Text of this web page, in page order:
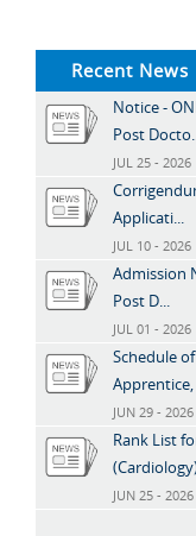
Recent News
Notice -
Post
JUL 25 - 2026
Applicati...
JUL 10 - 2026
Admission
Post D...
JUL 01 - 2026
Schedule
Apprentice,
JUN 29 - 2026
Rank List
JUN 25 - 2026